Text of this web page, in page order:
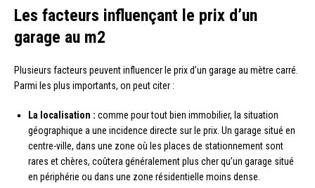
Les facteurs influençant le prix d’un
garage au m2
Plusieurs facteurs peuvent influencer le prix d’un garage au mètre carré.
Parmi les plus importants, on peut citer :
La localisation : comme pour tout bien immobilier, la situation
géographique a une incidence directe sur le prix. Un garage situé en
centre-ville, dans une zone où les places de stationnement sont
rares et chères, coûtera généralement plus cher qu’un garage situé
en périphérie ou dans une zone résidentielle moins dense.